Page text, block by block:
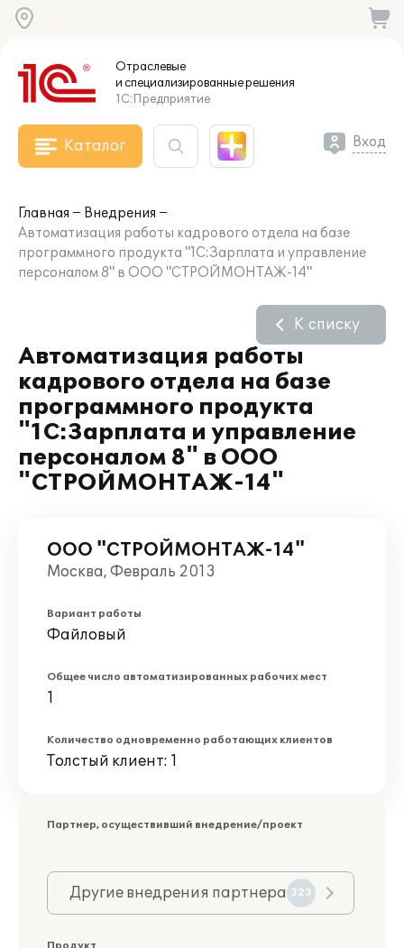
Отраслевые
и специализированныерешения
1С:Предприятие
Каталог Вход
Главная
Внедрения
Автоматизация работы кадрового отдела на базе
программного продукта "1С:Зарплата и управление
персоналом 8" в ООО "СТРОЙМОНТАЖ-14"
Автоматизация работы
кадрового отдела на базе
программного продукта
"1С:Зарплата и управление
персоналом 8" в ООО
"СТРОЙМОНТАЖ-14"
К списку
ООО "СТРОЙМОНТАЖ-14"
Москва, Февраль 2013
Вариант работы
Файловый
Общее число автоматизированных рабочих мест
1
Количество одновременно работающих клиентов
Толстый клиент: 1
Партнер, осуществивший внедрение/проект
Другие внедрения партнера 323